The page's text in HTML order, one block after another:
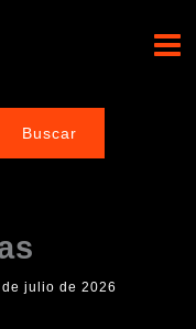
julio de 2026